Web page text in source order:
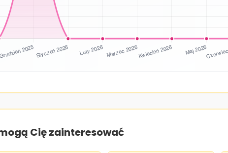
Cię zainteresować